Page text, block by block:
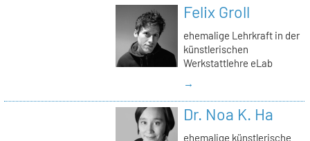
Felix Groll
ehemalige Lehrkraft in der
künstlerischen
Werkstattlehre eLab
→
Dr. Noa K. Ha
ehemalige künstlerische